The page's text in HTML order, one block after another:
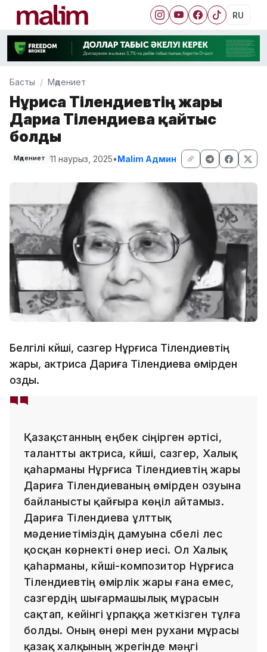
RU
Басты Мәдениет
Нұрғиса Тілендиевтің жары
Дариға Тілендиева қайтыс
болды
Мәдениет 11 наурыз, 2025•Malim Админ
Белгілі күйші, сазгер Нұрғиса Тілендиевтің
жары, актриса Дариға Тілендиева өмірден
озды.
Қазақстанның еңбек сіңірген әртісі,
талантты актриса, күйші, сазгер, Халық
қаһарманы Нұрғиса Тілендиевтің жары
Дариға Тілендиеваның өмірден озуына
байланысты қайғыра көңіл айтамыз.
Дариға Тілендиева ұлттық
мәдениетіміздің дамуына сүбелі үлес
қосқан көрнекті өнер иесі. Ол Халық
қаһарманы, күйші-композитор Нұрғиса
Тілендиевтің өмірлік жары ғана емес,
сазгердің шығармашылық мұрасын
сақтап, кейінгі ұрпаққа жеткізген тұлға
болды. Оның өнері мен рухани мұрасы
қазақ халқының жүрегінде мәңгі